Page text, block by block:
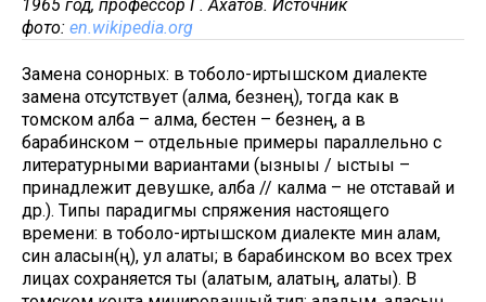
1965 год, профессор Г. Ахатов. Источник
фото: en.wikipedia.org
Замена сонорных: в тоболо-иртышском диалекте
замена отсутствует (алма, безнең), тогда как в
томском алба – алма, бестен – безнең, а в
барабинском – отдельные примеры параллельно с
литературными вариантами (қызнықы / қыстықы –
принадлежит девушке, қалба // калма – не отставай и
др.). Типы парадигмы спряжения настоящего
времени: в тоболо-иртышском диалекте мин алам,
син аласын(ң), ул алаты; в барабинском во всех трех
лицах сохраняется ты (алатым, алатың, алаты). В